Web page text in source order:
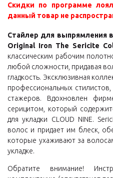
Скидки по программе
данный товар не
Стайлер для выпрямления
Original Iron The Sericite
классическим рабочим
любой сложности, придавая
гладкость. Эксклюзивная
профессиональных
стажеров. Вдохновлен
серицитом, который
для укладки CLOUD NINE.
волос и придает им блеск,
которые ухаживают за
укладке.
Обратите внимание!